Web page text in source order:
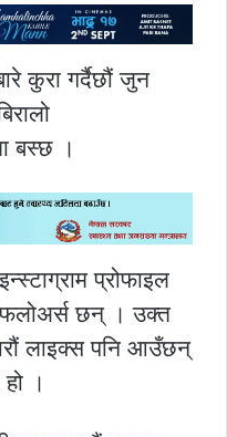
कुरा गर्दैछौं जुन
बस्छ ।
प्रोफाइल
छन् । उक्त
लाइक्स पनि आउँछन्
।